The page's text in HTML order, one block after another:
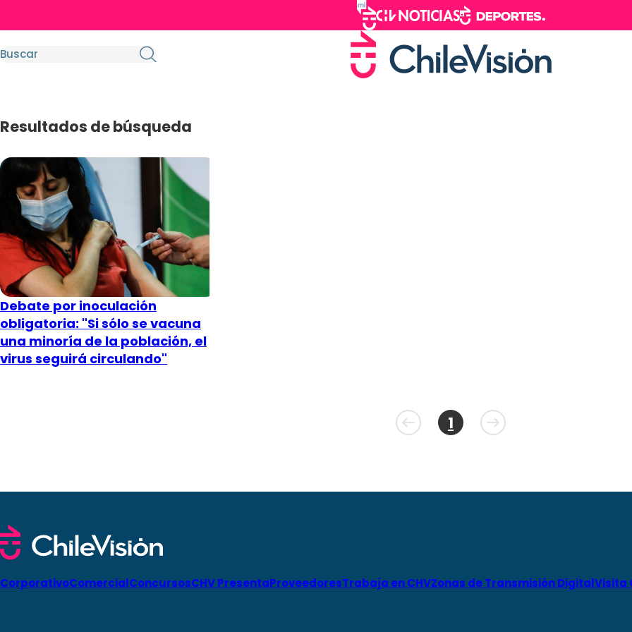
Resultados de búsqueda
Debate por inoculación
obligatoria: "Si sólo se vacuna
una minoría de la población, el
virus seguirá circulando"
1
CorporativoComercialConcursosCHV PresentaProveedoresTrabaja en CHVZonas de Transmisión DigitalVisita